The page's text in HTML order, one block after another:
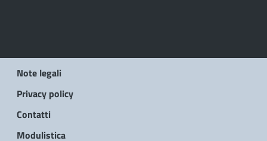
Note legali
Privacy policy
Contatti
Modulistica